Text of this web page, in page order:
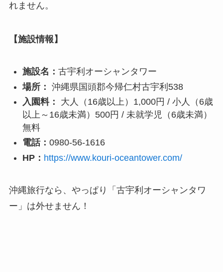
れません。
【施設情報】
施設名： 古宇利オーシャンタワー
場所： 沖縄県国頭郡今帰仁村古宇利538
入園料：
大人（16歳以上）1,000円 / 小人（6歳
以上～16歳未満）500円 / 未就学児（6歳未満）
無料
電話： 0980-56-1616
HP： https://www.kouri-oceantower.com/
沖縄旅行なら、やっぱり「古宇利オーシャンタワ
ー」は外せません！